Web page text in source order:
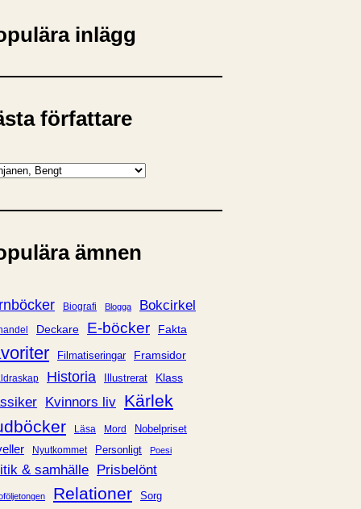
inlägg
författare
ämnen
Biografi Blogga Bokcirkel
Deckare E-böcker Fakta
Filmatiseringar Framsidor
Historia Illustrerat Klass
Kvinnors liv Kärlek
Läsa Mord Nobelpriset
Nyutkommet Personligt Poesi
& samhälle Prisbelönt
Relationer Sorg